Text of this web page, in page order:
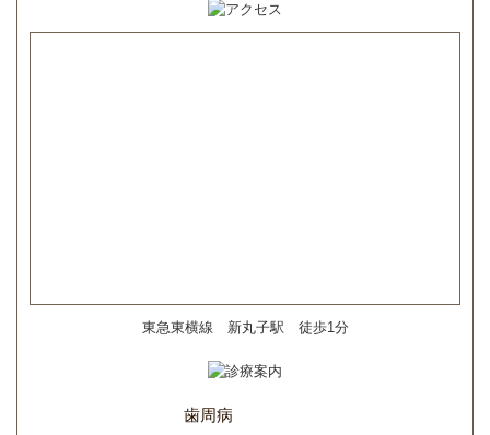
東急東横線 新丸子駅 徒歩1分
歯周病